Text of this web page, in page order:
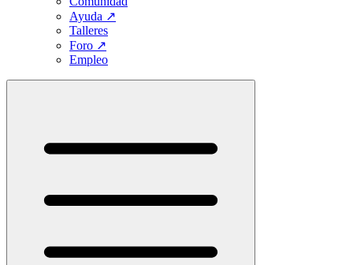
Ayuda ↗
Talleres
Foro ↗
Empleo